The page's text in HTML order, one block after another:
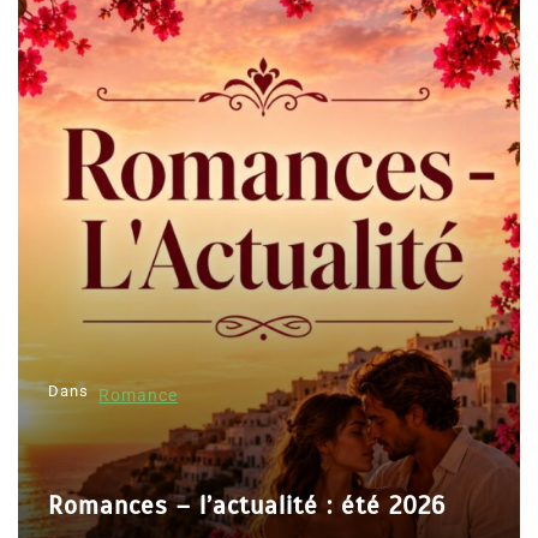
Dans Romance
Romances – l’actualité : été 2026